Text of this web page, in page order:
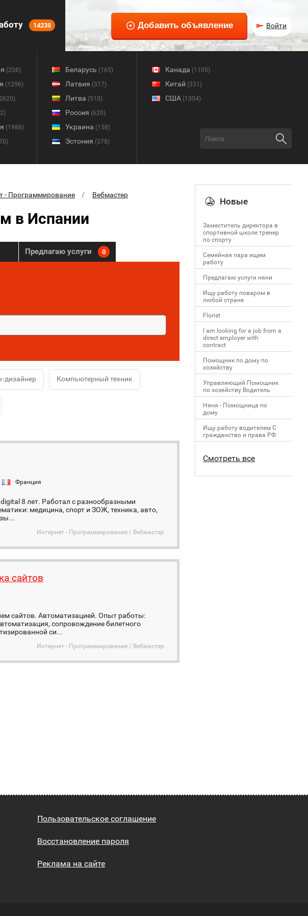
14238 Войти
(208)
(1296)
(1986)
Беларусь (165)
Латвия (317)
Литва (510)
Россия (620)
Украина (158)
Эстония (378)
Канада (1105)
Китай (331)
США (1304)
- Программирование Вебмастер
в Испании
Предлагаю услуги 0
дизайнер Компьютерный техник
Франция
8 лет. Работал с разнообразными
медицина, спорт и ЗОЖ, техника, авто,
Интернет - Программирование / Вебмастер
сайтов
сайтов. Автоматизацией. Опыт работы:
сопровождение билетного
си...
Интернет - Программирование / Вебмастер
Новые
Заместитель директора в
спортивной школе тренер
по спорту
Семейная пара ищем
работу
Предлагаю услуги няни
Ищу работу поваром в
любой стране
Florist
I am looking for a job from a
direct employer with
contract
Помощник по дому по
хозяйству
Управляющий Помощник
по хозяйству Водитель
Няня - Помощница по
дому
Ищу работу водителем С
гражданство и права РФ
Смотреть все
Пользовательское соглашение
Восстановление пароля
Реклама на сайте